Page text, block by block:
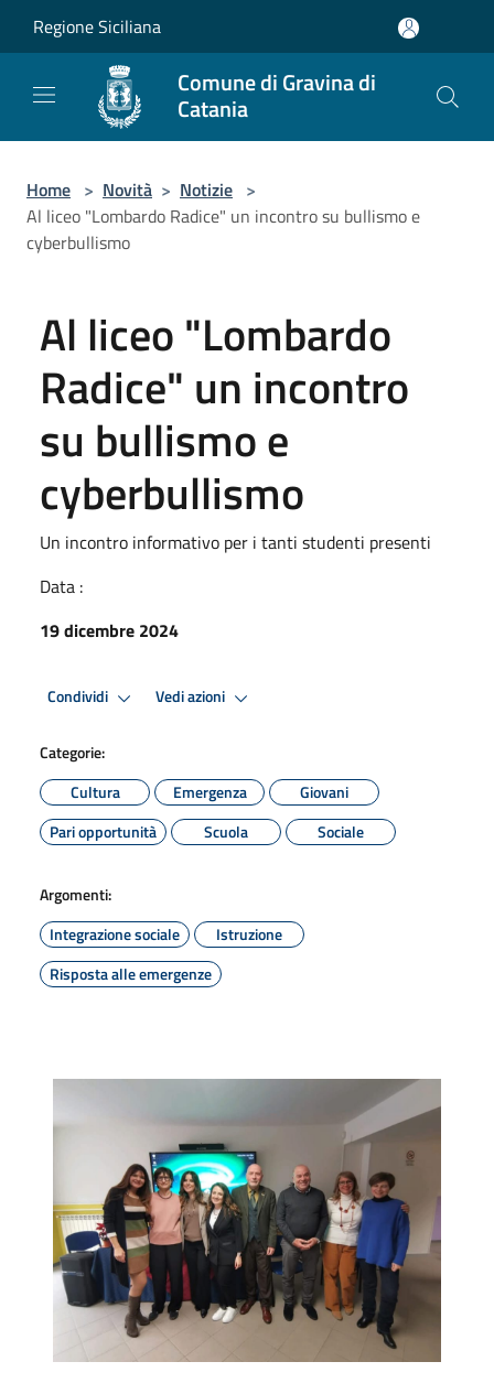
Regione Siciliana
Comune di Gravina di
Catania
Home > Novità > Notizie >
Al liceo "Lombardo Radice" un incontro su bullismo e
cyberbullismo
Al liceo "Lombardo
Radice" un incontro
su bullismo e
cyberbullismo
Un incontro informativo per i tanti studenti presenti
Data :
19 dicembre 2024
Condividi Vedi azioni
Categorie:
Cultura
Emergenza
Giovani
Pari opportunità
Scuola Sociale
Argomenti:
Integrazione sociale
Istruzione
Risposta alle emergenze